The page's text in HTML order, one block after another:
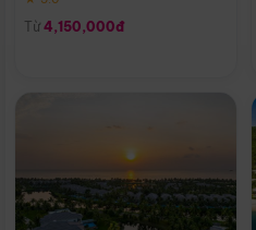
Từ 4,150,000đ